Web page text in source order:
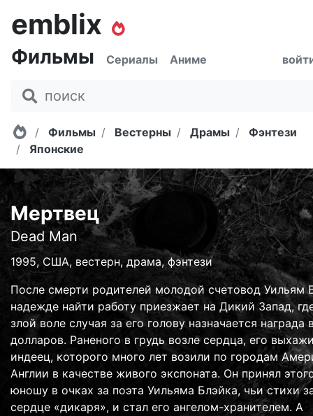
emblix
Фильмы Сериалы Аниме
Главная
Фильмы Вестерны Драмы
Фэнтези
Японские
Мертвец
Dead Man
1995, США, вестерн, драма, фэнтези
После смерти родителей молодой счетовод Уильям
надежде найти работу приезжает на Дикий Запад,
злой воле случая за его голову назначается награда
долларов. Раненого в грудь возле сердца, его
индеец, которого много лет возили по городам
Англии в качестве живого экспоната. Он принял
юношу в очках за поэта Уильяма Блэйка, чьи стихи
сердце «дикаря», и стал его ангелом-хранителем. А